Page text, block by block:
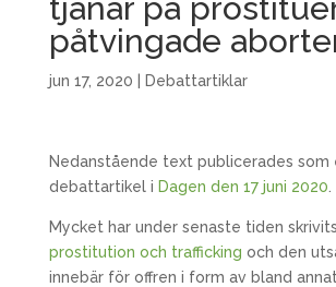
tjänar på
påtvingade
jun 17, 2020 Debattartiklar
Nedanstående text publicerades som
debattartikel i Dagen den 17 juni 2020
Mycket har under senaste tiden
prostitution och trafficking och den
innebär för offren i form av bland